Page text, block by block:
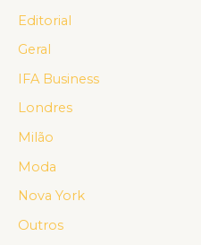
Editorial
Geral
IFA Business
Londres
Milão
Moda
Nova York
Outros